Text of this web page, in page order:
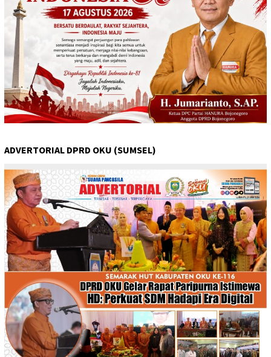
ADVERTORIAL DPRD OKU (SUMSEL)